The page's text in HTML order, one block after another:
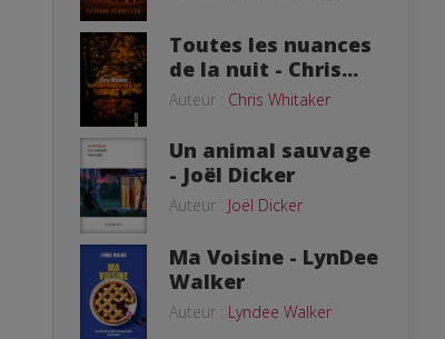
Toutes les nuances
de la nuit - Chris...
Auteur : Chris Whitaker
Un animal sauvage
- Joël Dicker
Auteur : Joël Dicker
Ma Voisine - LynDee
Walker
Auteur : Lyndee Walker